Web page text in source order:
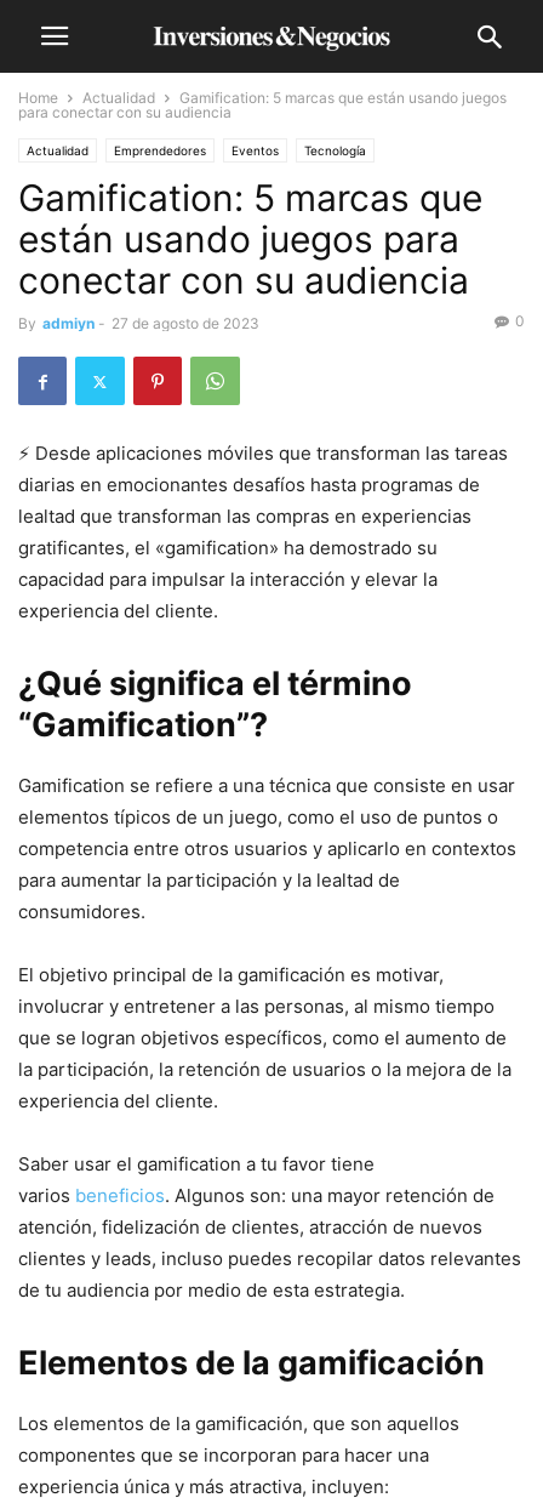
Home Actualidad
Gamification: 5 marcas que están usando juegos
para conectar con su audiencia
Actualidad Emprendedores Eventos Tecnología
Gamification: 5 marcas que
están usando juegos para
conectar con su audiencia
By admiyn - 27 de agosto de 2023 0
⚡️ Desde aplicaciones móviles que transforman las tareas
diarias en emocionantes desafíos hasta programas de
lealtad que transforman las compras en experiencias
gratificantes, el «gamification» ha demostrado su
capacidad para impulsar la interacción y elevar la
experiencia del cliente.
¿Qué significa el término
“Gamification”?
Gamification se refiere a una técnica que consiste en usar
elementos típicos de un juego, como el uso de puntos o
competencia entre otros usuarios y aplicarlo en contextos
para aumentar la participación y la lealtad de
consumidores.
El objetivo principal de la gamificación es motivar,
involucrar y entretener a las personas, al mismo tiempo
que se logran objetivos específicos, como el aumento de
la participación, la retención de usuarios o la mejora de la
experiencia del cliente.
Saber usar el gamification a tu favor tiene
varios beneficios. Algunos son: una mayor retención de
atención, fidelización de clientes, atracción de nuevos
clientes y leads, incluso puedes recopilar datos relevantes
de tu audiencia por medio de esta estrategia.
Elementos de la gamificación
Los elementos de la gamificación, que son aquellos
componentes que se incorporan para hacer una
experiencia única y más atractiva, incluyen: